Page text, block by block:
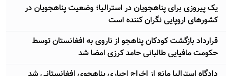
یک پیروزی برای پناهجویان در استرالیا؛ وضعیت پناهجویان در
کشورهای اروپایی نگران کننده است
قرارداد بازگشت کودکان پناهجو از ناروی به افغانستان توسط
حکومت مافیایی طالبانی حامد کرزی امضا شد